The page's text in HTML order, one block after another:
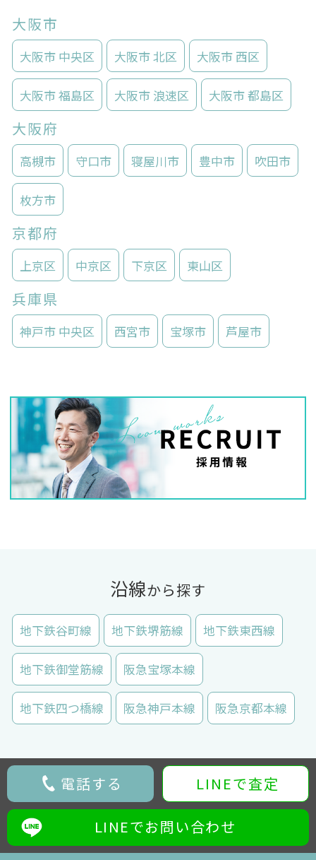
大阪市
大阪市 中央区 大阪市 北区 大阪市 西区
大阪市 福島区 大阪市 浪速区 大阪市 都島区
大阪府
高槻市 守口市 寝屋川市 豊中市 吹田市
枚方市
京都府
上京区 中京区 下京区 東山区
兵庫県
神戸市 中央区 西宮市 宝塚市 芦屋市
沿線から探す
地下鉄谷町線 地下鉄堺筋線 地下鉄東西線
地下鉄御堂筋線 阪急宝塚本線
地下鉄四つ橋線 阪急神戸本線 阪急京都本線
電話する LINEで査定
LINEでお問い合わせ